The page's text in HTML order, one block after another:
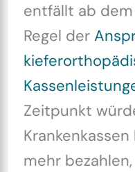
entfällt ab dem
Regel der
Zeitpunkt
mehr